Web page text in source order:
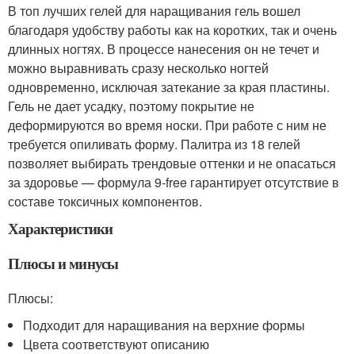
В топ лучших гелей для наращивания гель вошел
благодаря удобству работы как на коротких, так и очень
длинных ногтях. В процессе нанесения он не течет и
можно выравнивать сразу несколько ногтей
одновременно, исключая затекание за края пластины.
Гель не дает усадку, поэтому покрытие не
деформируются во время носки. При работе с ним не
требуется опиливать форму. Палитра из 18 гелей
позволяет выбирать трендовые оттенки и не опасаться
за здоровье — формула 9-free гарантирует отсутствие в
составе токсичных компонентов.
Характеристики
Плюсы и минусы
Плюсы:
Подходит для наращивания на верхние формы
Цвета соответствуют описанию